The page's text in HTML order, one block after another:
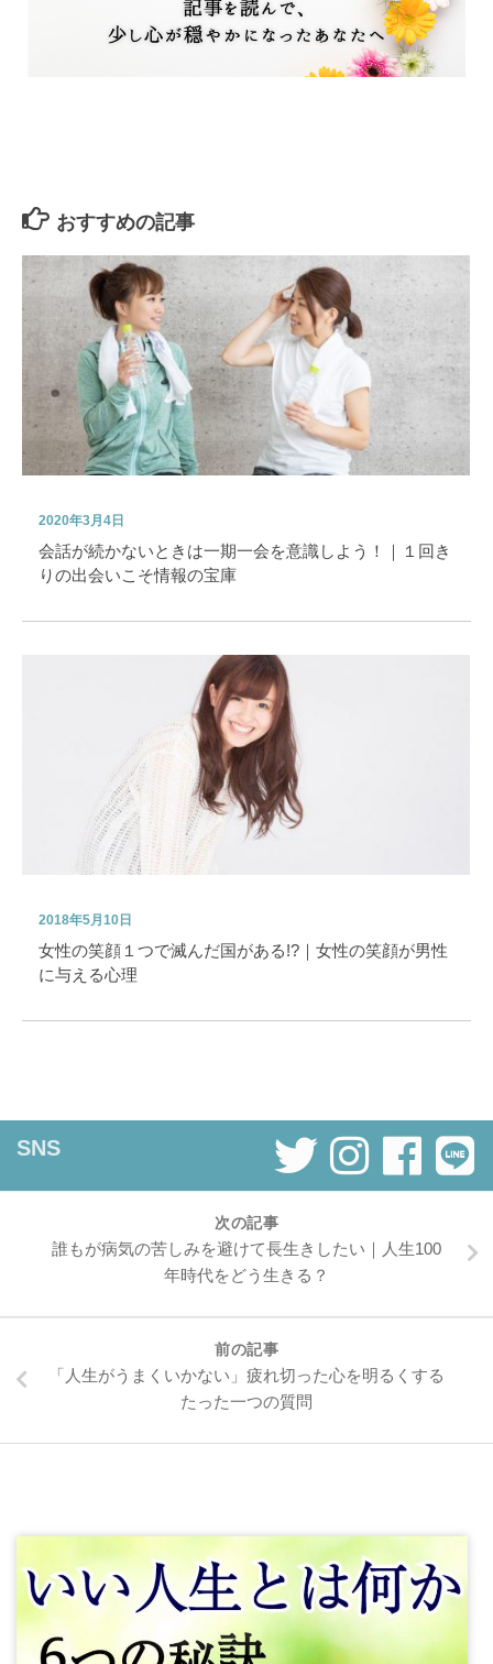
おすすめの記事
2020年3月4日
会話が続かないときは一期一会を意識しよう！｜１回き
りの出会いこそ情報の宝庫
2018年5月10日
女性の笑顔１つで滅んだ国がある!?｜女性の笑顔が男性
に与える心理
SNS
次の記事
誰もが病気の苦しみを避けて長生きしたい｜人生100
年時代をどう生きる？
前の記事
「人生がうまくいかない」疲れ切った心を明るくする
たった一つの質問